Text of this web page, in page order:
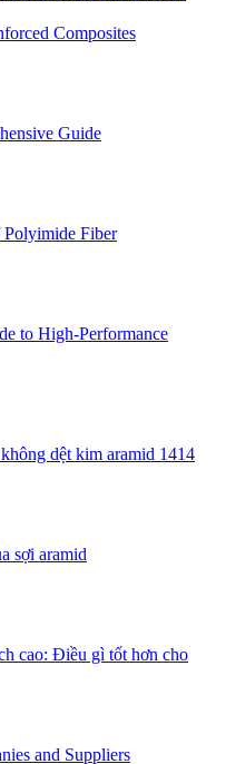
Composites
Guide
Polyimide Fiber
to High-Performance
dệt kim aramid 1414
sợi aramid
cao: Điều gì tốt hơn cho